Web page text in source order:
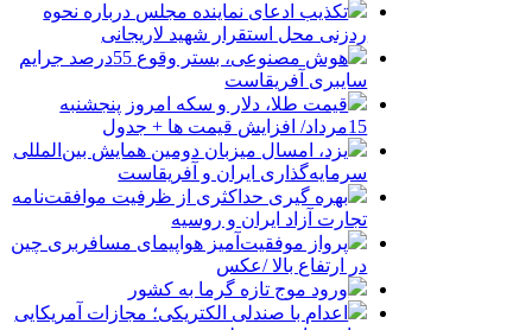
تکذیب ادعای نماینده مجلس درباره نحوه
ردزنی محل استقرار شهید لاریجانی
هوش مصنوعی، بستر وقوع 55درصد جرایم
سایبری آفریقاست
قیمت طلا، دلار و سکه امروز پنجشنبه
15مرداد/ افزایش قیمت ها + جدول
یزد، امسال میزبان دومین همایش بین‌المللی
سرمایه‌گذاری ایران و آفریقاست
بهره گیری حداکثری از ظرفیت موافقت‌نامه
تجارت آزاد ایران و روسیه
پرواز موفقیت‌آمیز هواپیمای مسافربری چین
در ارتفاع بالا /عکس
ورود موج تازه گرما به کشور
اعدام با صندلی الکتریکی؛ مجازات آمریکایی